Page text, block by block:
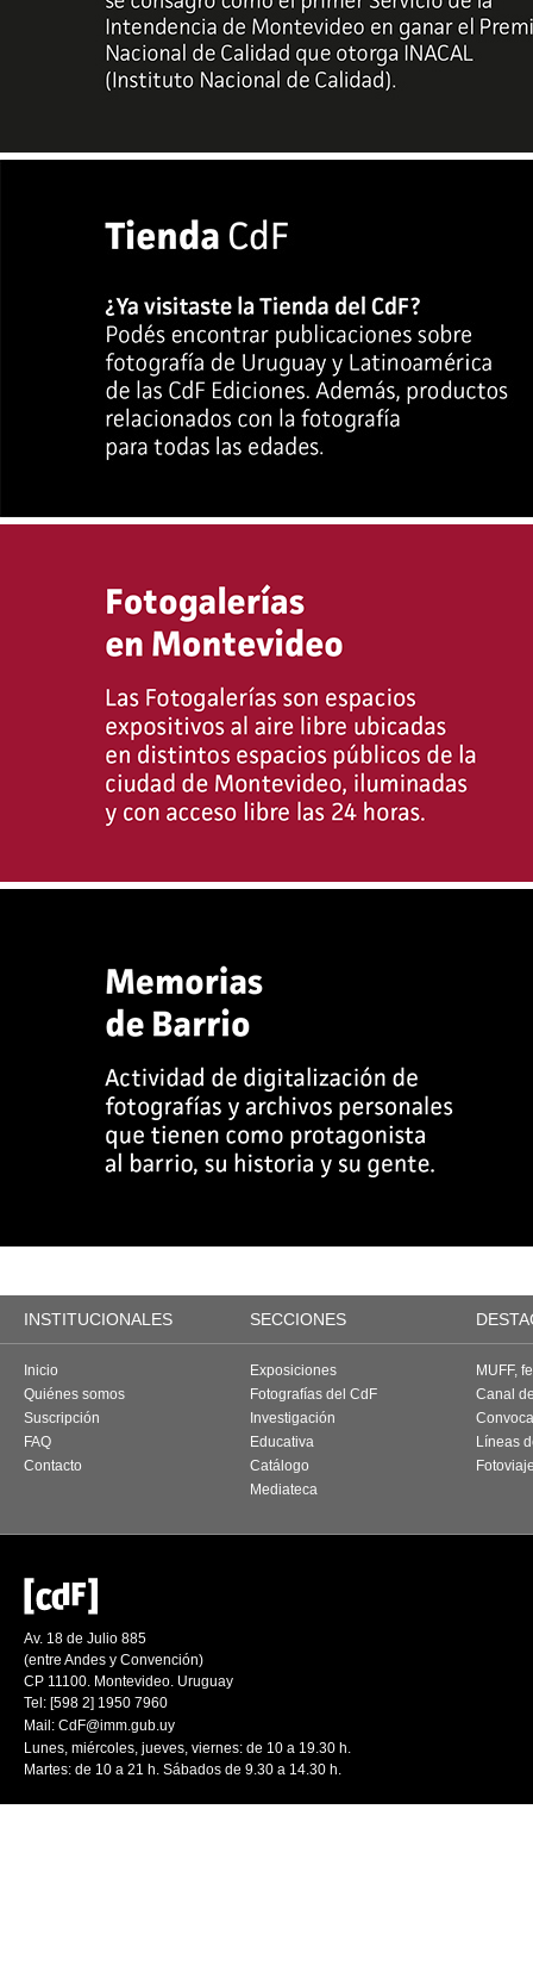
INSTITUCIONALES SECCIONES
Inicio
Quiénes somos
Suscripción
FAQ
Contacto
Exposiciones
Fotografías del CdF
Investigación
Educativa
Catálogo
Mediateca
MUFF,
Canal
Líneas
Av. 18 de Julio 885
(entre Andes y Convención)
CP 11100. Montevideo. Uruguay
Tel: [598 2] 1950 7960
Mail: CdF@imm.gub.uy
Lunes, miércoles, jueves, viernes: de 10 a 19.30 h.
Martes: de 10 a 21 h. Sábados de 9.30 a 14.30 h.